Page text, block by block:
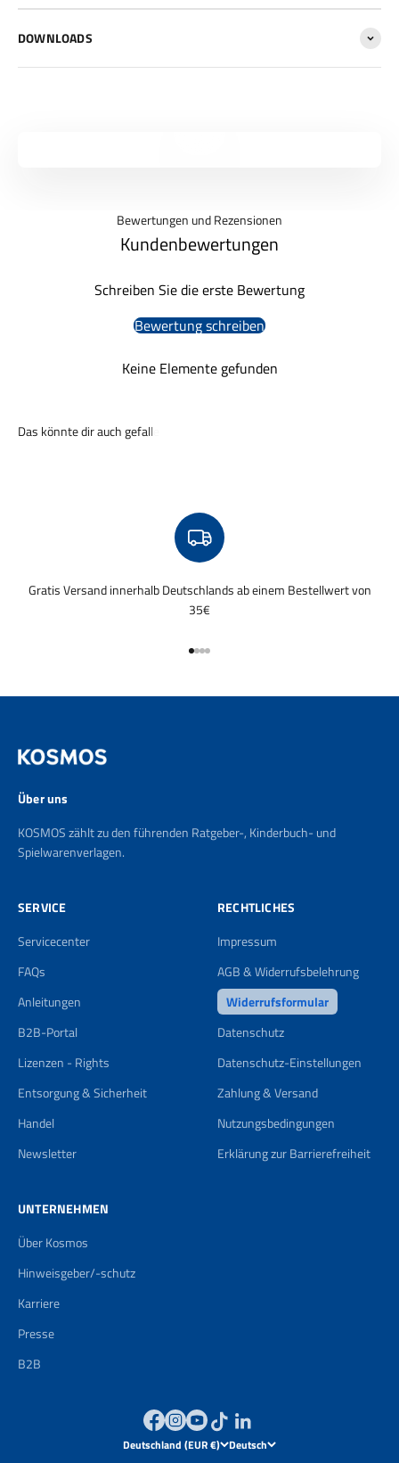
DOWNLOADS
Bewertungen und Rezensionen
Kundenbewertungen
Schreiben Sie die erste Bewertung
Bewertung schreiben
Keine Elemente gefunden
Gratis Versand innerhalb Deutschlands ab einem Bestellwert von
35€
Gehe zu Element 1
Gehe zu Element 2
Gehe zu Element 3
Gehe zu Element 4
Über uns
KOSMOS zählt zu den führenden Ratgeber-, Kinderbuch- und
Spielwarenverlagen.
SERVICE
Servicecenter
FAQs
Anleitungen
B2B-Portal
Lizenzen - Rights
Entsorgung & Sicherheit
Handel
Newsletter
RECHTLICHES
Impressum
AGB & Widerrufsbelehrung
Widerrufsformular
Datenschutz
Datenschutz-Einstellungen
Zahlung & Versand
Nutzungsbedingungen
Erklärung zur Barrierefreiheit
UNTERNEHMEN
Über Kosmos
Hinweisgeber/-schutz
Karriere
Presse
B2B
Deutschland (EUR €) Deutsch